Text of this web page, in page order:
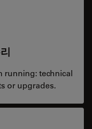
running: technical
or upgrades.